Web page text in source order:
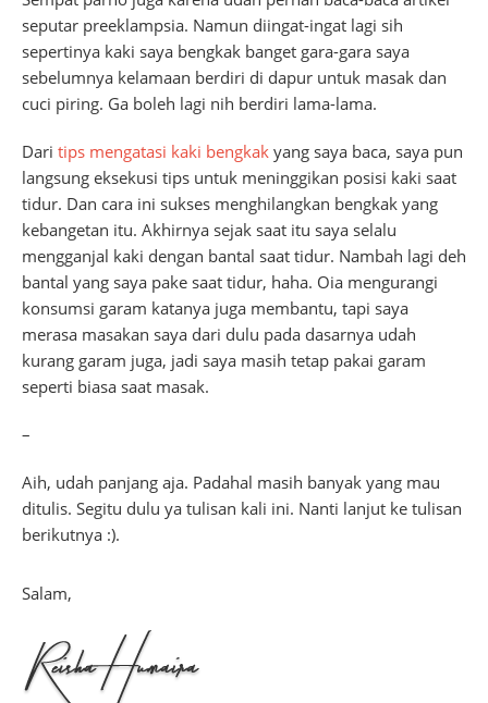
seputar preeklampsia. Namun diingat-ingat lagi sih
sepertinya kaki saya bengkak banget gara-gara saya
sebelumnya kelamaan berdiri di dapur untuk masak dan
cuci piring. Ga boleh lagi nih berdiri lama-lama.
Dari tips mengatasi kaki bengkak yang saya baca, saya pun
langsung eksekusi tips untuk meninggikan posisi kaki saat
tidur. Dan cara ini sukses menghilangkan bengkak yang
kebangetan itu. Akhirnya sejak saat itu saya selalu
mengganjal kaki dengan bantal saat tidur. Nambah lagi deh
bantal yang saya pake saat tidur, haha. Oia mengurangi
konsumsi garam katanya juga membantu, tapi saya
merasa masakan saya dari dulu pada dasarnya udah
kurang garam juga, jadi saya masih tetap pakai garam
seperti biasa saat masak.
–
Aih, udah panjang aja. Padahal masih banyak yang mau
ditulis. Segitu dulu ya tulisan kali ini. Nanti lanjut ke tulisan
berikutnya :).
Salam,